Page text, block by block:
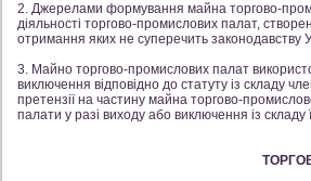
2. Джерелами формування майна торгово-
діяльності торгово-промислових палат,
отримання яких не суперечить законодавству
3. Майно торгово-промислових палат
виключення відповідно до статуту із складу
претензії на частину майна торгово-
палати у разі виходу або виключення із складу